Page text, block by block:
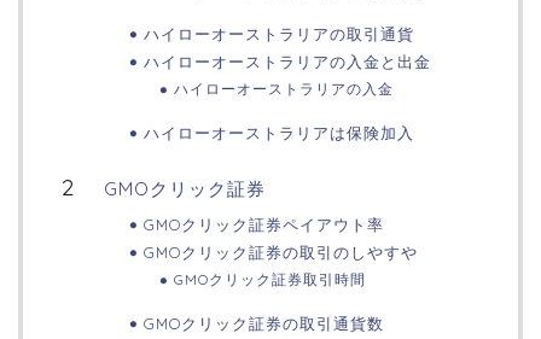
ハイローオーストラリアの取引通貨
ハイローオーストラリアの入金と出金
ハイローオーストラリアの入金
ハイローオーストラリアは保険加入
GMOクリック証券
GMOクリック証券ペイアウト率
GMOクリック証券の取引のしやすや
GMOクリック証券取引時間
GMOクリック証券の取引通貨数